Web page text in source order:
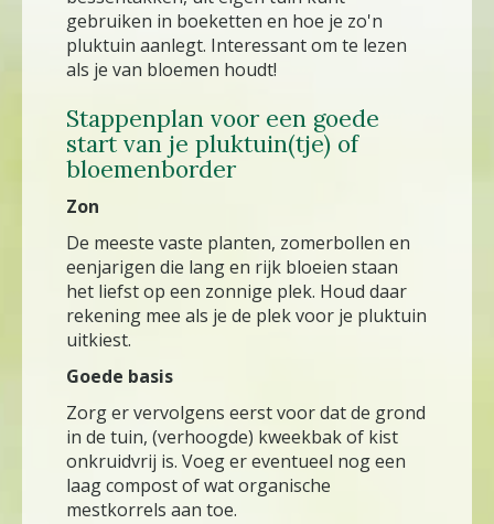
gebruiken in boeketten en hoe je zo'n
pluktuin aanlegt. Interessant om te lezen
als je van bloemen houdt!
Stappenplan voor een goede
start van je pluktuin(tje) of
bloemenborder
Zon
De meeste vaste planten, zomerbollen en
eenjarigen die lang en rijk bloeien staan
het liefst op een zonnige plek. Houd daar
rekening mee als je de plek voor je pluktuin
uitkiest.
Goede basis
Zorg er vervolgens eerst voor dat de grond
in de tuin, (verhoogde) kweekbak of kist
onkruidvrij is. Voeg er eventueel nog een
laag compost of wat organische
mestkorrels aan toe.